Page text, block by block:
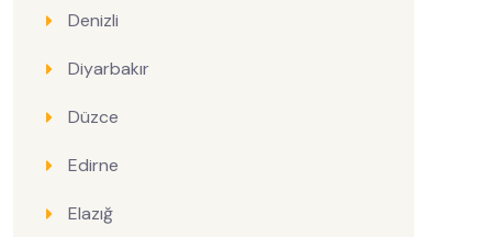
Denizli
Diyarbakır
Düzce
Edirne
Elazığ